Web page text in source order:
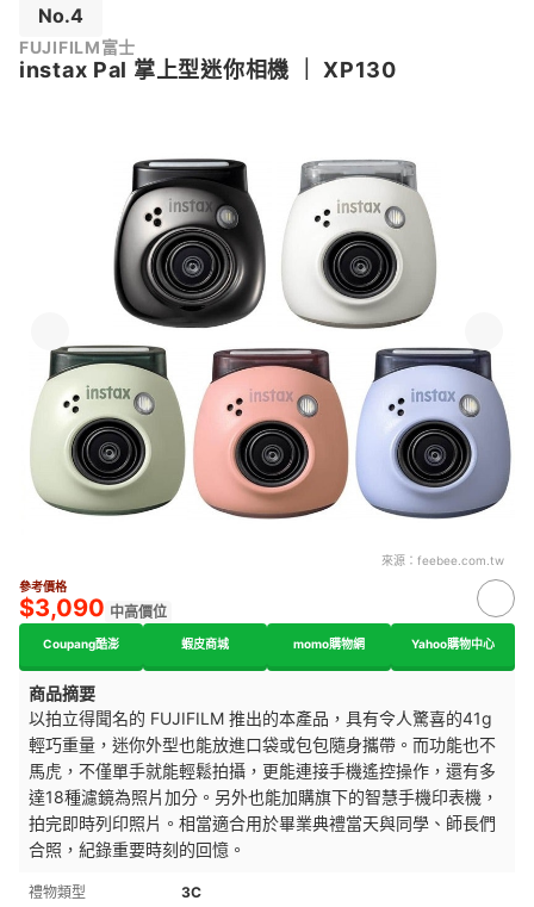
No.4
FUJIFILM富士
instax Pal 掌上型迷你相機 XP130
來源： feebee.com.tw
參考價格
$3,090 中高價位
Coupang酷澎 蝦皮商城 momo購物網 Yahoo購物中心
商品摘要
以拍立得聞名的 FUJIFILM 推出的本產品，具有令人驚喜的41g
輕巧重量，迷你外型也能放進口袋或包包隨身攜帶。而功能也不
馬虎，不僅單手就能輕鬆拍攝，更能連接手機遙控操作，還有多
達18種濾鏡為照片加分。另外也能加購旗下的智慧手機印表機，
拍完即時列印照片。相當適合用於畢業典禮當天與同學、師長們
合照，紀錄重要時刻的回憶。
禮物類型 3C